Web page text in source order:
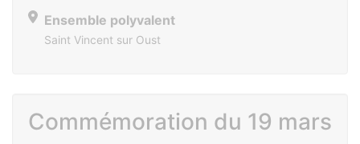
Ensemble polyvalent
Saint Vincent sur Oust
Commémoration du 19 mars